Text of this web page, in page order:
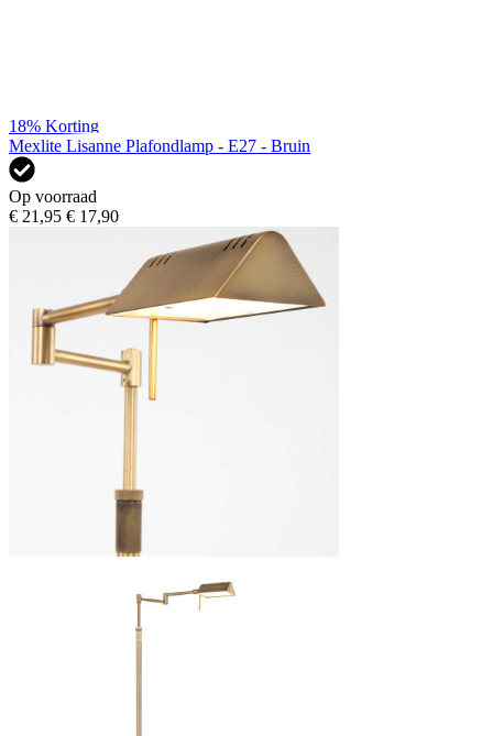
18% Korting
Mexlite Lisanne Plafondlamp - E27 - Bruin
Op voorraad
€ 21,95 € 17,90